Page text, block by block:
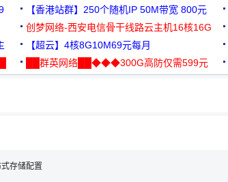
【香港站群】250个随机IP 50M带宽 800元
创梦网络-西安电信骨干线路云主机16核16G
88元/月
【超云】4核8G10M69元每月
██群英网络██◆◆◆300G高防仅需599元
存储配置